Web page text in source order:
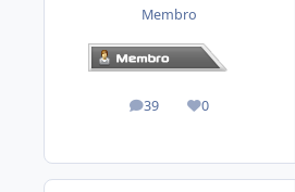
Membro
39
posts 0
Reputação